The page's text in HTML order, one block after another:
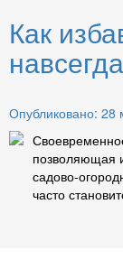
Как
Опубликовано: 28
позволяющая
садово-
часто